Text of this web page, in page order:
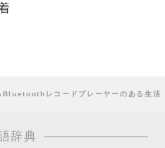
Bluetoothレコードプレーヤーのある生活
辞典